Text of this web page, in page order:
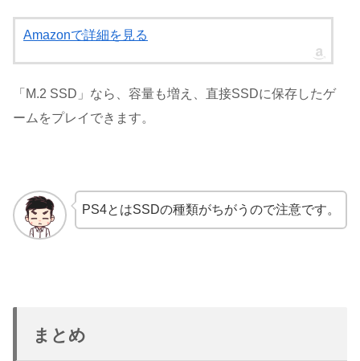
Amazonで詳細を見る
「M.2 SSD」なら、容量も増え、直接SSDに保存したゲ
ームをプレイできます。
PS4とはSSDの種類がちがうので注意です。
まとめ